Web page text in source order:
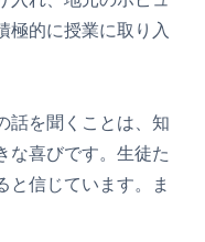
極的に授業に取り入
話を聞くことは、知
な喜びです。生徒た
と信じています。ま